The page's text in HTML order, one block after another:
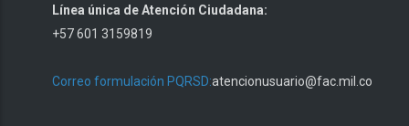
Línea única de Atención Ciudadana:
+57 601 3159819
Correo formulación PQRSD:atencionusuario@fac.mil.co